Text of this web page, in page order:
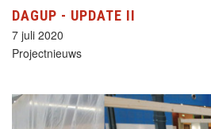
DAGUP - UPDATE II
7 juli 2020
Projectnieuws